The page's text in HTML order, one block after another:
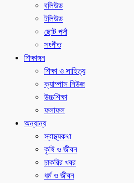
বলিউড
টলিউড
ছোট পর্দা
সংগীত
শিক্ষাঙ্গন
শিক্ষা ও সাহিত্য
ক্যাম্পাস নিউজ
উচ্চশিক্ষা
ফলাফল
অন্যান্য
স্বাস্থ্যকথা
কৃষি ও জীবন
চাকরির খবর
ধর্ম ও জীবন